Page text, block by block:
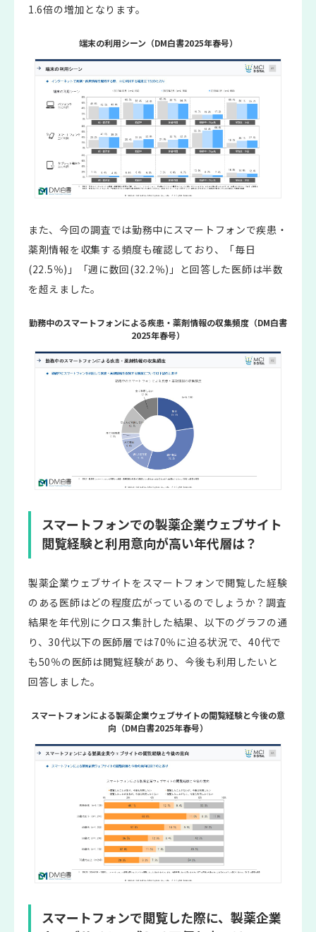
1.6倍の増加となります。
端末の利用シーン（DM白書2025年春号）
また、今回の調査では勤務中にスマートフォンで疾患・
薬剤情報を収集する頻度も確認しており、「毎日
(22.5％)」「週に数回(32.2％)」と回答した医師は半数
を超えました。
勤務中のスマートフォンによる疾患・薬剤情報の収集頻度（DM白書
2025年春号）
スマートフォンでの製薬企業ウェブサイト
閲覧経験と利用意向が高い年代層は？
製薬企業ウェブサイトをスマートフォンで閲覧した経験
のある医師はどの程度広がっているのでしょうか？調査
結果を年代別にクロス集計した結果、以下のグラフの通
り、30代以下の医師層では70％に迫る状況で、40代で
も50％の医師は閲覧経験があり、今後も利用したいと
回答しました。
スマートフォンによる製薬企業ウェブサイトの閲覧経験と今後の意
向（DM白書2025年春号）
スマートフォンで閲覧した際に、製薬企業